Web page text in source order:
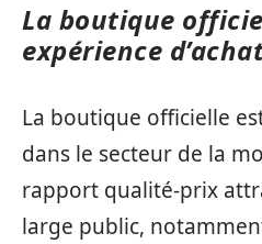
La boutique
expérience
La boutique officielle
dans le secteur de la
rapport qualité-prix
large public,